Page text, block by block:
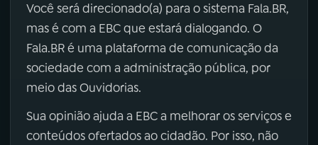
Você será direcionado(a) para o sistema Fala.BR,
mas é com a EBC que estará dialogando. O
Fala.BR é uma plataforma de comunicação da
sociedade com a administração pública, por
meio das Ouvidorias.
Sua opinião ajuda a EBC a melhorar os serviços e
conteúdos ofertados ao cidadão. Por isso, não